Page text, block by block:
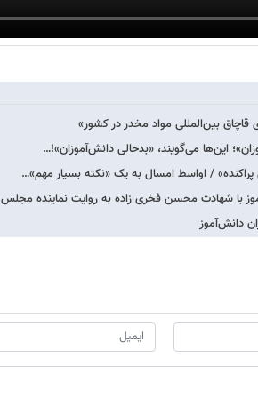
قاچاق بین‌المللی مواد مخدر در کشور»
این‌ها می‌گویند، «بدحالی دانش‌آموزان»!…
/ اواسط امسال به یک «نکته بسیار مهم»…
با شهادت محسن فخری زاده به روایت نماینده مجلس
دانش‌آموز